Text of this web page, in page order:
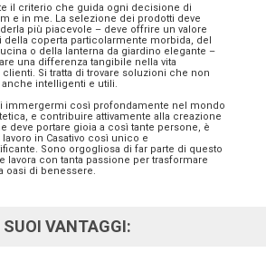
il criterio che guida ogni decisione di
e in me. La selezione dei prodotti deve
più piacevole – deve offrire un valore
della coperta particolarmente morbida, del
o della lanterna da giardino elegante –
una differenza tangibile nella vita
Si tratta di trovare soluzioni che non
intelligenti e utili.
immergermi così profondamente nel mondo
e contribuire attivamente alla creazione
deve portare gioia a così tante persone, è
in Casativo così unico e
Sono orgogliosa di far parte di questo
lavora con tanta passione per trasformare
oasi di benessere.
SUOI VANTAGGI: